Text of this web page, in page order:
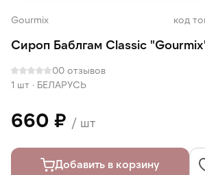
Gourmix код
Сироп Баблгам Classic
00 отзывов
1 шт · БЕЛАРУСЬ
660 ₽ / шт
Добавить в корзину